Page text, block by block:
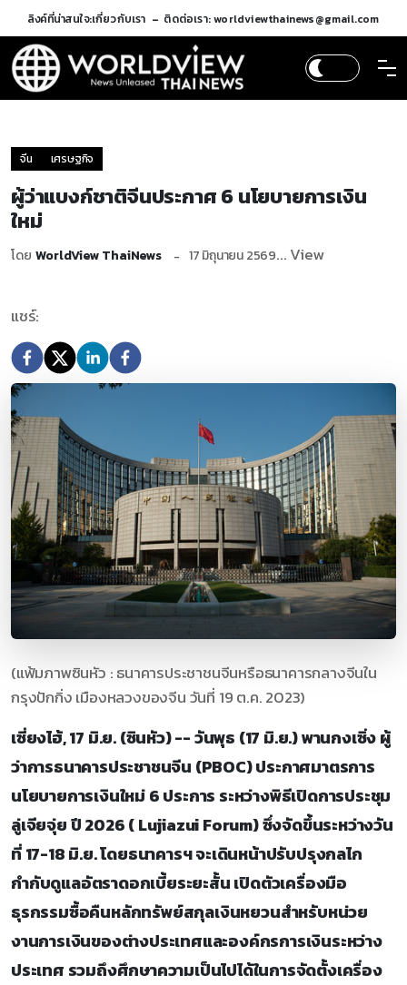
ลิงค์ที่น่าสนใจ:เกี่ยวกับเรา ติดต่อเรา: worldviewthainews@gmail.com
จีน เศรษฐกิจ
ผู้ว่าแบงก์ชาติจีนประกาศ 6 นโยบายการเงิน
ใหม่
โดย WorldView ThaiNews 17 มิถุนายน 2569... View
แชร์:
(แฟ้มภาพซินหัว : ธนาคารประชาชนจีนหรือธนาคารกลางจีนใน
กรุงปักกิ่ง เมืองหลวงของจีน วันที่ 19 ต.ค. 2023)
เซี่ยงไฮ้, 17 มิ.ย. (ซินหัว) -- วันพุธ (17 มิ.ย.) พานกงเซิ่ง ผู้
ว่าการธนาคารประชาชนจีน (PBOC) ประกาศมาตรการ
นโยบายการเงินใหม่ 6 ประการ ระหว่างพิธีเปิดการประชุม
ลู่เจียจุ่ย ปี 2026 ( Lujiazui Forum) ซึ่งจัดขึ้นระหว่างวัน
ที่ 17-18 มิ.ย. โดยธนาคารฯ จะเดินหน้าปรับปรุงกลไก
กำกับดูแลอัตราดอกเบี้ยระยะสั้น เปิดตัวเครื่องมือ
ธุรกรรมซื้อคืนหลักทรัพย์สกุลเงินหยวนสำหรับหน่วย
งานการเงินของต่างประเทศและองค์กรการเงินระหว่าง
ประเทศ รวมถึงศึกษาความเป็นไปได้ในการจัดตั้งเครื่อง